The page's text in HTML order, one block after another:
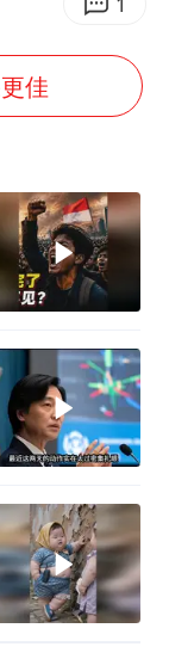
浙江海域将现5到8米巨浪到狂浪
地震
频已下架
佳